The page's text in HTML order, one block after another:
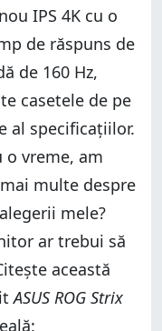
IPS 4K cu o
de răspuns de
de 160 Hz,
casetele de pe
al specificațiilor.
o vreme, am
multe despre
mele?
ar trebui să
această
ASUS ROG Strix